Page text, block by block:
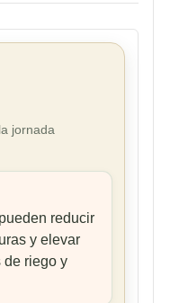
jornada
reducir
y elevar
de riego y